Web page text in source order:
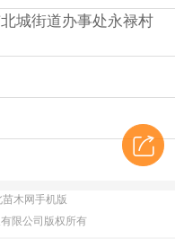
城街道办事处永禄村
木网手机版
限公司版权所有